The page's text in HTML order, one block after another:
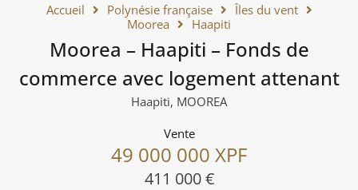
Accueil Polynésie française
Îles du vent
Moorea
Haapiti
Moorea – Haapiti – Fonds de
commerce avec logement attenant
Haapiti, MOOREA
Vente
49 000 000 XPF
411 000 €